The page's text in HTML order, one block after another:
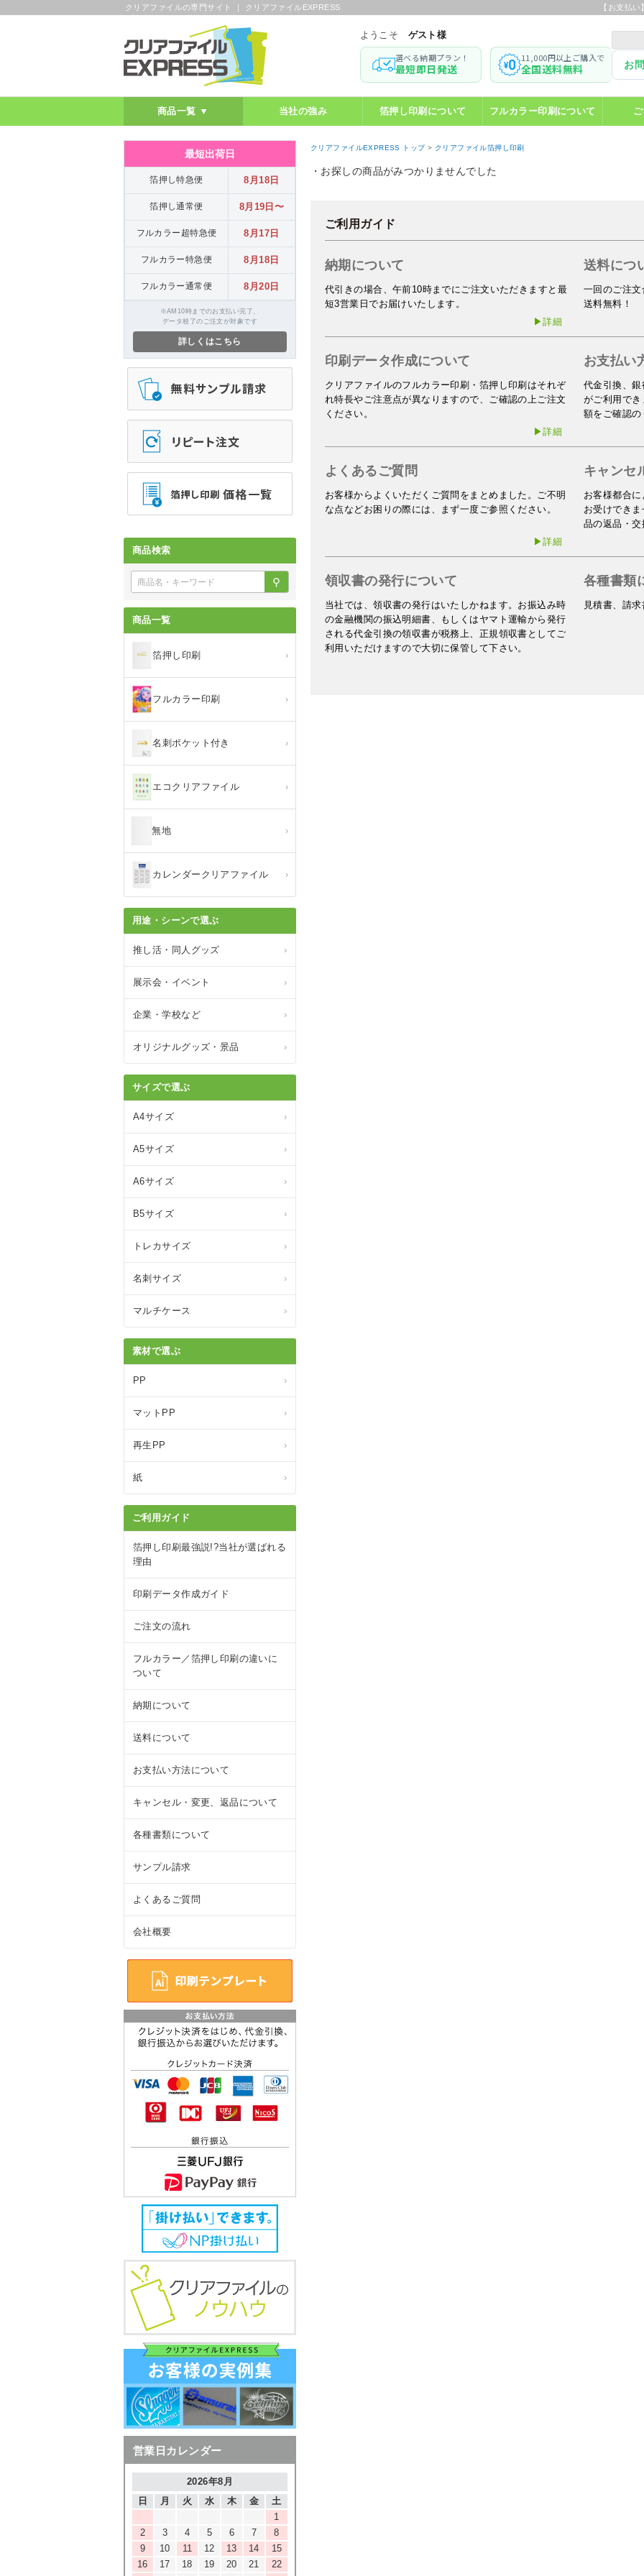
クリアファイルの専門サイト ｜ クリアファイルEXPRESS 【お支払
ようこそ ゲスト様
選べる納期プラン！
最短即日発送
11,000円以上ご購入で
全国送料無料 お
商品一覧 ▼ 当社の強み 箔押し印刷について フルカラー印刷について
クリアファイルEXPRESS トップ> クリアファイル箔押し印刷
・お探しの商品がみつかりませんでした
ご利用ガイド
納期について
代引きの場合、午前10時までにご注文いただきますと最
短3営業日でお届けいたします。
▶詳細
送料につ
一回のご注
送料無料！
印刷データ作成について
クリアファイルのフルカラー印刷・箔押し印刷はそれぞ
れ特長やご注意点が異なりますので、ご確認の上ご注文
ください。
▶詳細
お支払い
代金引換、
がご利用で
額をご確認
よくあるご質問
お客様からよくいただくご質問をまとめました。ご不明
な点などお困りの際には、まず一度ご参照ください。
▶詳細
キャンセ
お客様都合
お受けでき
品の返品・
領収書の発行について
当社では、領収書の発行はいたしかねます。お振込み時
の金融機関の振込明細書、もしくはヤマト運輸から発行
される代金引換の領収書が税務上、正規領収書としてご
利用いただけますので大切に保管して下さい。
各種書類
見積書、請
最短出荷日
箔押し特急便 8月18日
箔押し通常便 8月19日〜
フルカラー超特急便 8月17日
フルカラー特急便 8月18日
フルカラー通常便 8月20日
※AM10時までのお支払い完了、
データ校了のご注文が対象です
詳しくはこちら
商品検索
⚲
商品一覧
箔押し印刷 ›
フルカラー印刷 ›
名刺ポケット付き ›
エコクリアファイル ›
無地 ›
カレンダークリアファイル ›
用途・シーンで選ぶ
推し活・同人グッズ ›
展示会・イベント ›
企業・学校など ›
オリジナルグッズ・景品 ›
サイズで選ぶ
A4サイズ ›
A5サイズ ›
A6サイズ ›
B5サイズ ›
トレカサイズ ›
名刺サイズ ›
マルチケース ›
素材で選ぶ
PP ›
マットPP ›
再生PP ›
紙 ›
ご利用ガイド
箔押し印刷最強説!?当社が選ばれる
理由
印刷データ作成ガイド
ご注文の流れ
フルカラー／箔押し印刷の違いに
ついて
納期について
送料について
お支払い方法について
キャンセル・変更、返品について
各種書類について
サンプル請求
よくあるご質問
会社概要
営業日カレンダー
2026年8月
日
月 火 水 木 金
土
1
2
3 4 5 6 7
8
9
10 11 12 13 14
15
16
17 18 19 20 21
22